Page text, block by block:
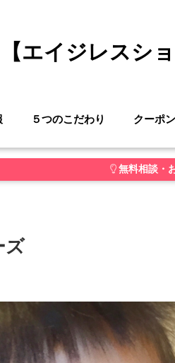
【エイジレスシ
５つのこだわり クーポ
無料相談・
ズ